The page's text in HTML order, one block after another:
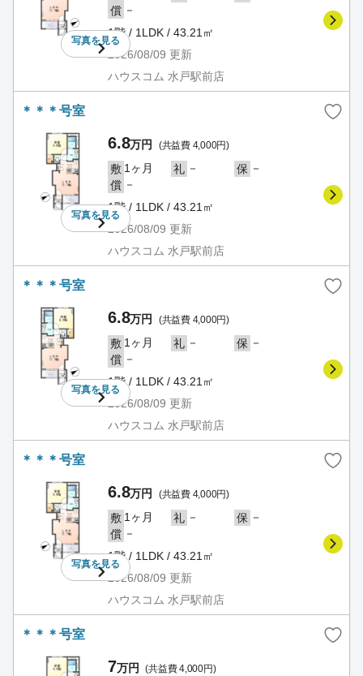
写真を見る
償 －
1階 / 1LDK / 43.21㎡
2026/08/09 更新
ハウスコム 水戸駅前店
＊＊＊号室
写真を見る
6.8万円 (共益費 4,000円)
敷 1ヶ月 礼 － 保 －
償 －
1階 / 1LDK / 43.21㎡
2026/08/09 更新
ハウスコム 水戸駅前店
＊＊＊号室
写真を見る
6.8万円 (共益費 4,000円)
敷 1ヶ月 礼 － 保 －
償 －
1階 / 1LDK / 43.21㎡
2026/08/09 更新
ハウスコム 水戸駅前店
＊＊＊号室
写真を見る
6.8万円 (共益費 4,000円)
敷 1ヶ月 礼 － 保 －
償 －
1階 / 1LDK / 43.21㎡
2026/08/09 更新
ハウスコム 水戸駅前店
＊＊＊号室
7万円 (共益費 4,000円)